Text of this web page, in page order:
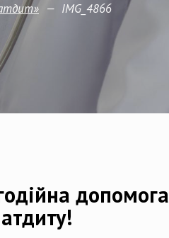
— IMG_4866
допомога